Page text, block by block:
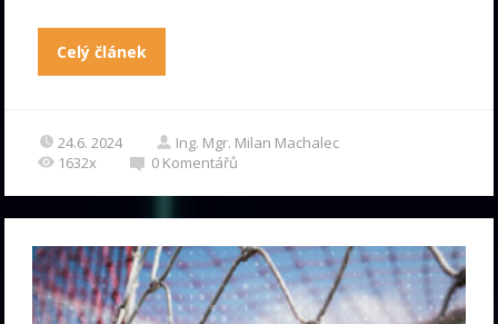
Celý článek
24.6. 2024
Ing. Mgr. Milan Machalec
1632x
0 Komentářů